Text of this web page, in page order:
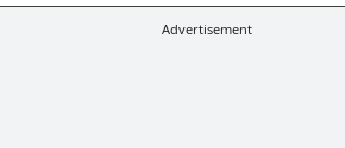
Advertisement